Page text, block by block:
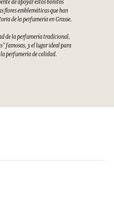
de apoyar estos bonitos
flores emblemáticas que han
de la perfumería en Grasse.
de la perfumería tradicional,
famosas, y el lugar ideal para
perfumería de calidad.